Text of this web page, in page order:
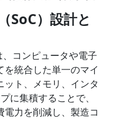
SoC）設計と
コンピュータや電子
統合した単一のマイ
ット、メモリ、インタ
に集積することで、
力を削減し、製造コ